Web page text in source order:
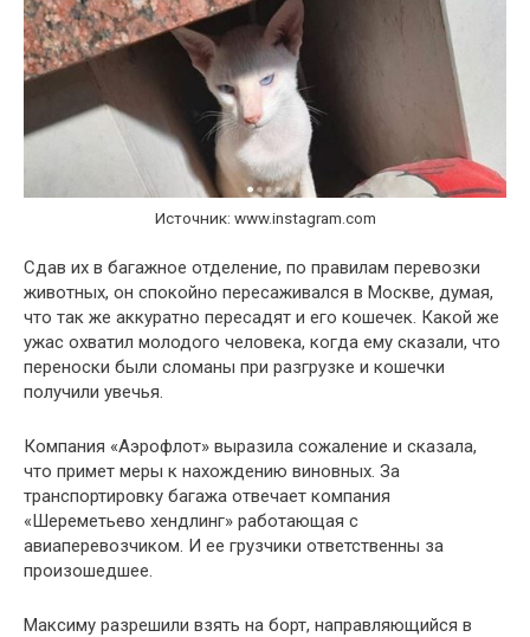
Источник: www.instagram.com
Сдав их в багажное отделение, по правилам перевозки
животных, он спокойно пересаживался в Москве, думая,
что так же аккуратно пересадят и его кошечек. Какой же
ужас охватил молодого человека, когда ему сказали, что
переноски были сломаны при разгрузке и кошечки
получили увечья.
Компания «Аэрофлот» выразила сожаление и сказала,
что примет меры к нахождению виновных. За
транспортировку багажа отвечает компания
«Шереметьево хендлинг» работающая с
авиаперевозчиком. И ее грузчики ответственны за
произошедшее.
Максиму разрешили взять на борт, направляющийся в